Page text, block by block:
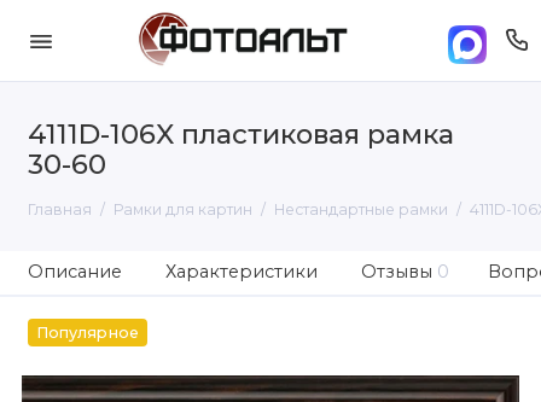
4111D-106X пластиковая рамка
30-60
Главная Рамки для картин Нестандартные рамки 4111D-
Описание Характеристики Отзывы 0
Популярное